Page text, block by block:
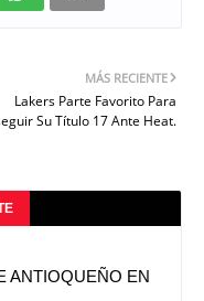
MÁS RECIENTE
Lakers Parte Favorito Para
Su Título 17 Ante Heat.
ANTIOQUEÑO EN